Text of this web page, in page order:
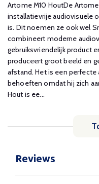
Artome M10 HoutDe
installatievrije audiovisuele
is. Dit noemen ze ook wel
combineert moderne
gebruiksvriendelijk product
produceert groot beeld en
afstand. Het is een
behoeften omdat hij zich
Hout is ee...
Reviews